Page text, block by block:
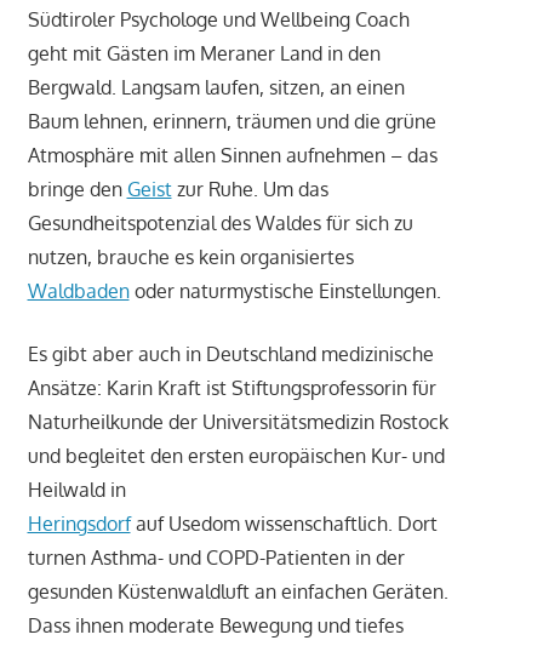
Südtiroler Psychologe und Wellbeing Coach
geht mit Gästen im Meraner Land in den
Bergwald. Langsam laufen, sitzen, an einen
Baum lehnen, erinnern, träumen und die grüne
Atmosphäre mit allen Sinnen aufnehmen – das
bringe den Geistzur Ruhe. Um das
Gesundheitspotenzial des Waldes für sich zu
nutzen, brauche es kein organisiertes
Waldbadenoder naturmystische Einstellungen.
Es gibt aber auch in Deutschland medizinische
Ansätze: Karin Kraft ist Stiftungsprofessorin für
Naturheilkunde der Universitätsmedizin Rostock
und begleitet den ersten europäischen Kur- und
Heilwald in
Heringsdorfauf Usedom wissenschaftlich. Dort
turnen Asthma- und COPD-Patienten in der
gesunden Küstenwaldluft an einfachen Geräten.
Dass ihnen moderate Bewegung und tiefes